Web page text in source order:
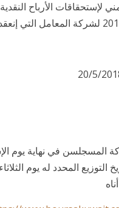
في نهاية يوم